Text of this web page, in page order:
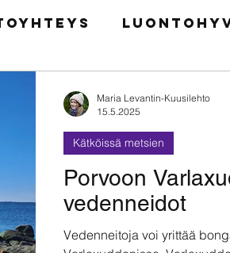
metsien
Porvoon
vedenneidot
Vedenneitoja voi yrittää
Kätköissä metsien
Maria Levantin-Kuusilehto
15.5.2025